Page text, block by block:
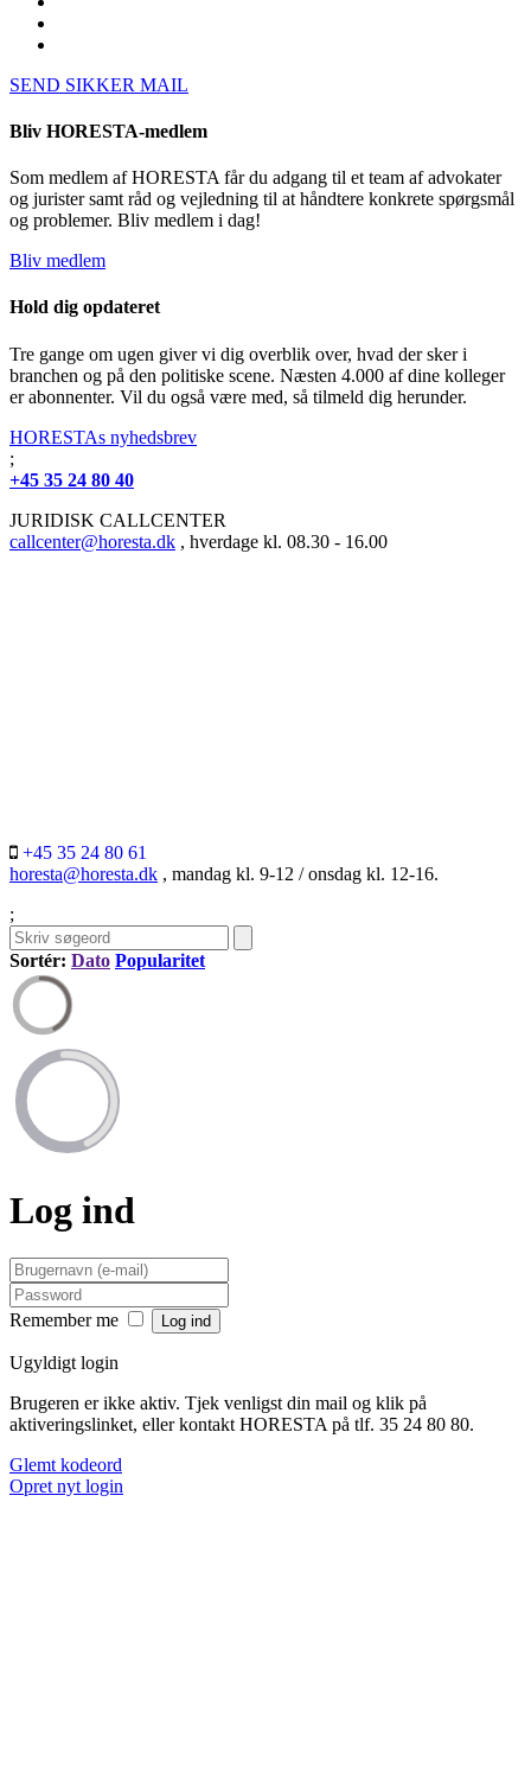
SEND SIKKER MAIL
Bliv HORESTA-medlem
Som medlem af HORESTA får du adgang til et team af advokater
og jurister samt råd og vejledning til at håndtere konkrete spørgsmål
og problemer. Bliv medlem i dag!
Bliv medlem
Hold dig opdateret
Tre gange om ugen giver vi dig overblik over, hvad der sker i
branchen og på den politiske scene. Næsten 4.000 af dine kolleger
er abonnenter. Vil du også være med, så tilmeld dig herunder.
HORESTAs nyhedsbrev
;
+45 35 24 80 40
JURIDISK CALLCENTER
callcenter@horesta.dk , hverdage kl. 08.30 - 16.00
+45 35 24 80 61
horesta@horesta.dk , mandag kl. 9-12 / onsdag kl. 12-16.
;
Sortér: Dato Popularitet
Log ind
Remember me
Ugyldigt login
Brugeren er ikke aktiv. Tjek venligst din mail og klik på
aktiveringslinket, eller kontakt HORESTA på tlf. 35 24 80 80.
Glemt kodeord
Opret nyt login